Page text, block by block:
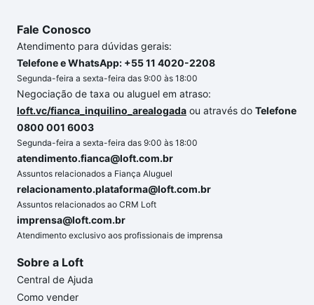
Fale Conosco
Atendimento para dúvidas gerais:
Telefone e WhatsApp: +55 11 4020-2208
Segunda-feira a sexta-feira das 9:00 às 18:00
Negociação de taxa ou aluguel em atraso:
loft.vc/fianca_inquilino_arealogada ou através do Telefone
0800 001 6003
Segunda-feira a sexta-feira das 9:00 às 18:00
atendimento.fianca@loft.com.br
Assuntos relacionados a Fiança Aluguel
relacionamento.plataforma@loft.com.br
Assuntos relacionados ao CRM Loft
imprensa@loft.com.br
Atendimento exclusivo aos profissionais de imprensa
Sobre a Loft
Central de Ajuda
Como vender